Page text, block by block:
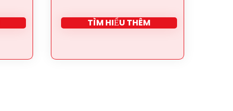
TÌM HIỂU THÊM